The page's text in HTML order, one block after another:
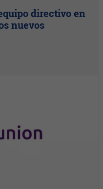
directivo en
nuevos